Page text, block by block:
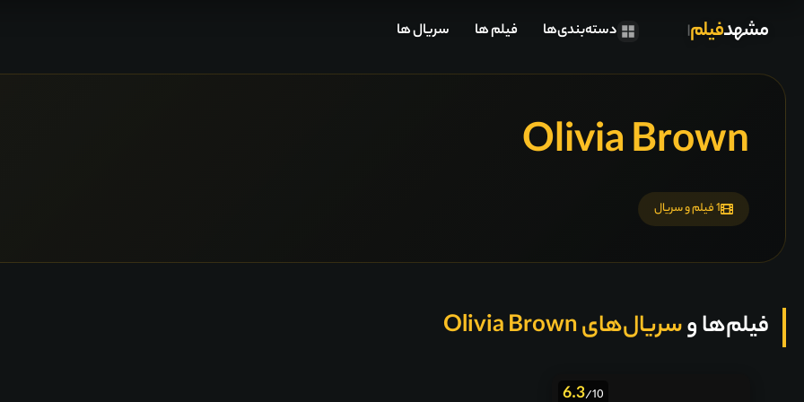
مشهدفیلم دسته‌بندی‌ها فیلم ها سریال ها
Olivia Brown
1 فیلم و سریال
فیلم‌ها وسریال‌های Olivia Brown
6.3/10